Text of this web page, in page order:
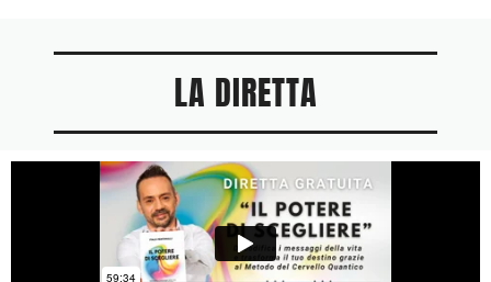
LA DIRETTA